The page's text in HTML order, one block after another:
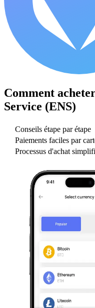
Comment
Service (ENS)
Conseils étape par étape
Paiements faciles par
Processus d'achat